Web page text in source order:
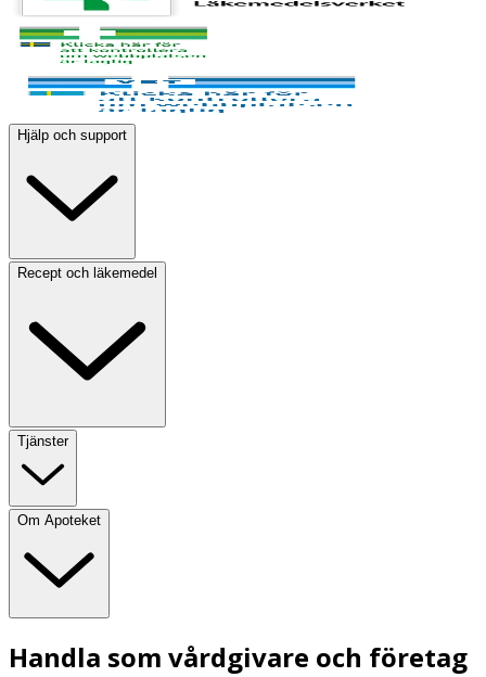
Hjälp och support
Recept och läkemedel
Tjänster
Om Apoteket
Handla som vårdgivare och företag